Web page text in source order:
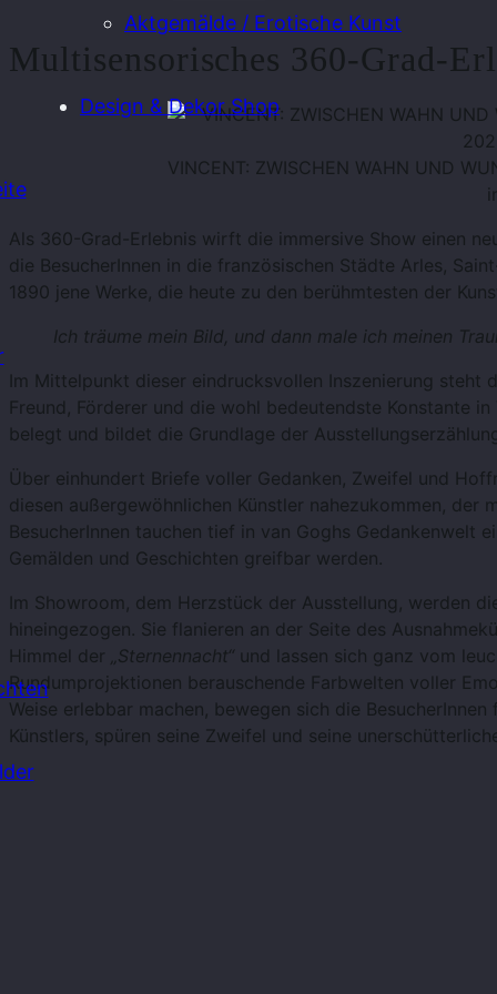
Aktgemälde / Erotische Kunst
Design & Dekor Shop
Multisensorisches 360-Grad-
VINCENT: ZWISCHEN WAHN UND
Als 360-Grad-Erlebnis wirft die immersive Show einen
die BesucherInnen in die französischen Städte Arles,
1890 jene Werke, die heute zu den berühmtesten der
Ich träume mein Bild, und dann male ich meinen
Im Mittelpunkt dieser eindrucksvollen Inszenierung steht
Freund, Förderer und die wohl bedeutendste Konstante
belegt und bildet die Grundlage der
Über einhundert Briefe voller Gedanken, Zweifel und
diesen außergewöhnlichen Künstler nahezukommen, der
BesucherInnen tauchen tief in van Goghs Gedankenwelt
Gemälden und Geschichten greifbar werden.
Im Showroom, dem Herzstück der Ausstellung, werden
hineingezogen. Sie flanieren an der Seite des
Himmel der
„Sternennacht“ und lassen sich ganz vom
Rundumprojektionen berauschende Farbwelten voller
Weise erlebbar machen, bewegen sich die
Künstlers, spüren seine Zweifel und seine